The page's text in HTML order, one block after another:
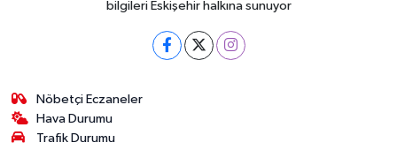
bilgileri Eskişehir halkına sunuyor
Nöbetçi Eczaneler
Hava Durumu
Trafik Durumu